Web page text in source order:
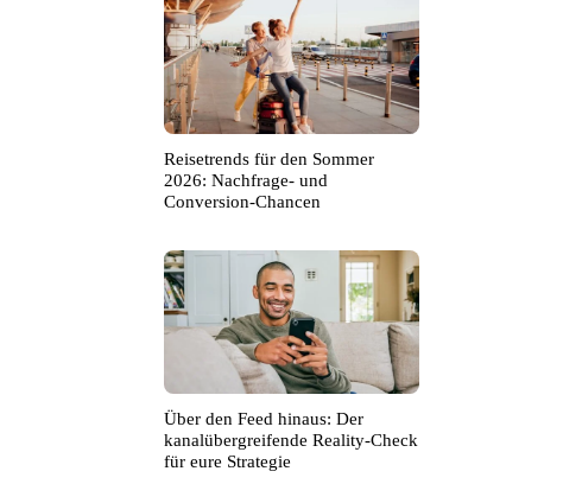
Reisetrends für den Sommer
2026: Nachfrage- und
Conversion-Chancen
Über den Feed hinaus: Der
kanalübergreifende Reality-Check
für eure Strategie